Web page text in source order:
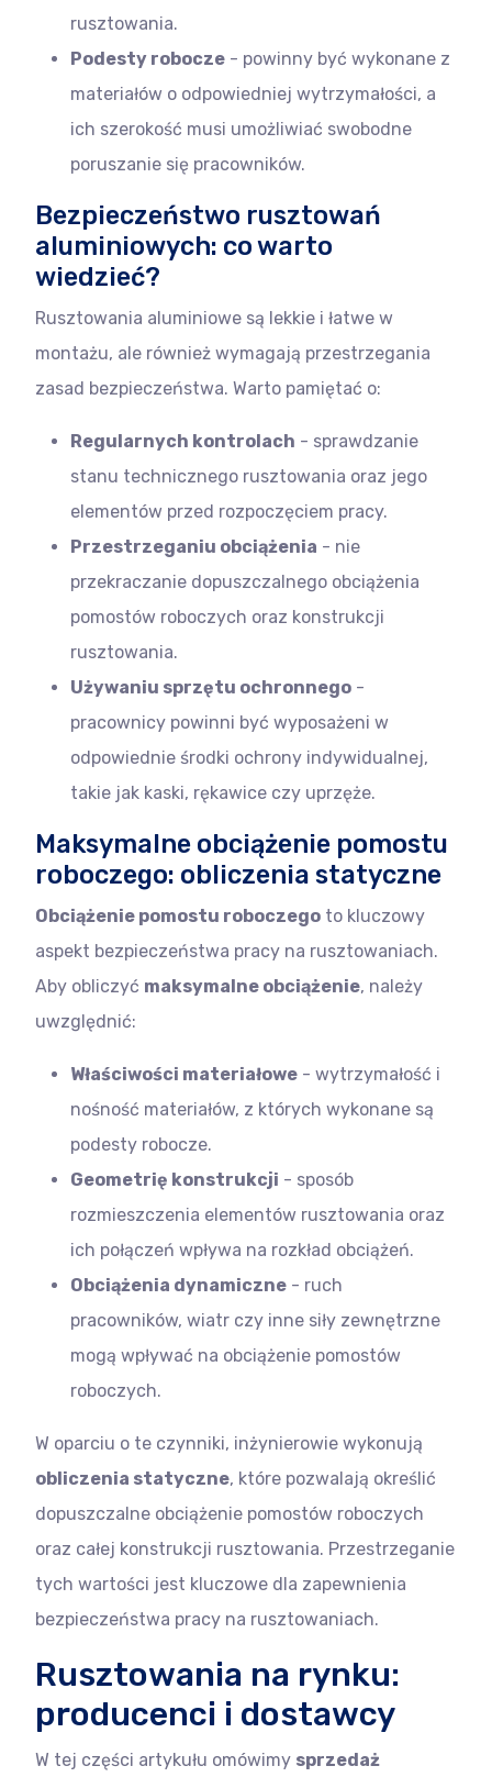
rusztowania.
Podesty robocze - powinny być wykonane z
materiałów o odpowiedniej wytrzymałości, a
ich szerokość musi umożliwiać swobodne
poruszanie się pracowników.
Bezpieczeństwo rusztowań
aluminiowych: co warto
wiedzieć?
Rusztowania aluminiowe są lekkie i łatwe w
montażu, ale również wymagają przestrzegania
zasad bezpieczeństwa. Warto pamiętać o:
Regularnych kontrolach - sprawdzanie
stanu technicznego rusztowania oraz jego
elementów przed rozpoczęciem pracy.
Przestrzeganiu obciążenia - nie
przekraczanie dopuszczalnego obciążenia
pomostów roboczych oraz konstrukcji
rusztowania.
Używaniu sprzętu ochronnego -
pracownicy powinni być wyposażeni w
odpowiednie środki ochrony indywidualnej,
takie jak kaski, rękawice czy uprzęże.
Maksymalne obciążenie pomostu
roboczego: obliczenia statyczne
Obciążenie pomostu roboczego to kluczowy
aspekt bezpieczeństwa pracy na rusztowaniach.
Aby obliczyć maksymalne obciążenie, należy
uwzględnić:
Właściwości materiałowe - wytrzymałość i
nośność materiałów, z których wykonane są
podesty robocze.
Geometrię konstrukcji - sposób
rozmieszczenia elementów rusztowania oraz
ich połączeń wpływa na rozkład obciążeń.
Obciążenia dynamiczne - ruch
pracowników, wiatr czy inne siły zewnętrzne
mogą wpływać na obciążenie pomostów
roboczych.
W oparciu o te czynniki, inżynierowie wykonują
obliczenia statyczne, które pozwalają określić
dopuszczalne obciążenie pomostów roboczych
oraz całej konstrukcji rusztowania. Przestrzeganie
tych wartości jest kluczowe dla zapewnienia
bezpieczeństwa pracy na rusztowaniach.
Rusztowania na rynku:
producenci i dostawcy
W tej części artykułu omówimy sprzedaż